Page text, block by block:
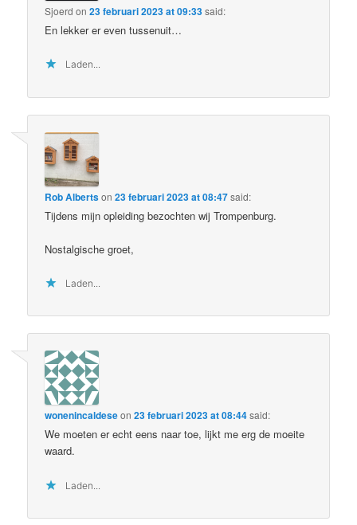
Sjoerd on23 februari 2023 at 09:33said:
En lekker er even tussenuit…
Laden...
Rob Albertson23 februari 2023 at 08:47said:
Tijdens mijn opleiding bezochten wij Trompenburg.
Nostalgische groet,
Laden...
wonenincaldeseon23 februari 2023 at 08:44said:
We moeten er echt eens naar toe, lijkt me erg de moeite
waard.
Laden...